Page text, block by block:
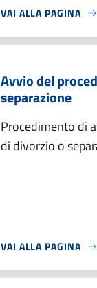
VAI ALLA PAGINA
Avvio del
separazione
Procedimento di
di divorzio o
VAI ALLA PAGINA